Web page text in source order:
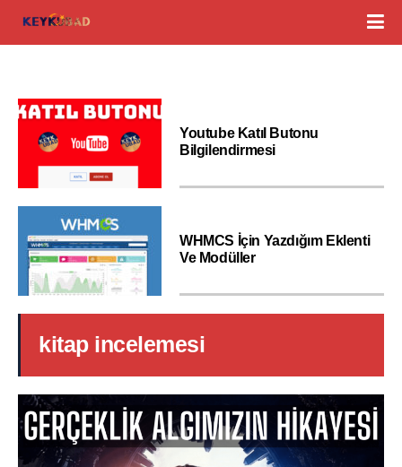
Youtube Katıl Butonu
Bilgilendirmesi
WHMCS İçin Yazdığım Eklenti
Ve Modüller
kitap incelemesi